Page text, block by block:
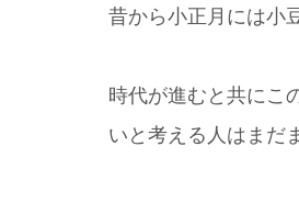
昔から小正月には小
時代が進むと共にこ
いと考える人はまだ